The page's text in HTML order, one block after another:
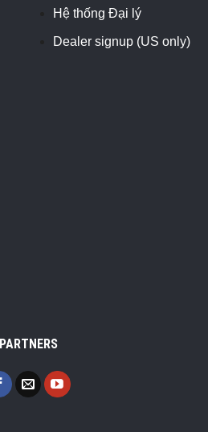
Hệ thống Đại lý
Dealer signup (US only)
PARTNERS